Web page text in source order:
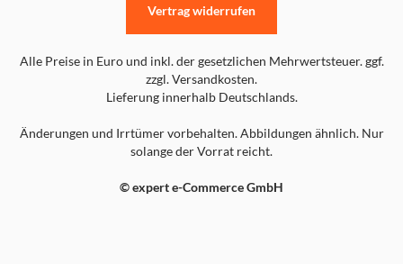
Alle Preise in Euro und inkl. der gesetzlichen Mehrwertsteuer. ggf.
zzgl. Versandkosten.
Lieferung innerhalb Deutschlands.
Änderungen und Irrtümer vorbehalten. Abbildungen ähnlich. Nur
solange der Vorrat reicht.
© expert e-Commerce GmbH
Vertrag widerrufen